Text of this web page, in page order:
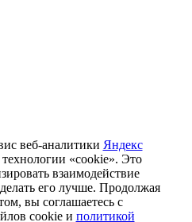
веб-аналитики Яндекс
«cookie». Это
взаимодействие
его лучше. Продолжая
вы соглашаетесь с
cookie и политикой